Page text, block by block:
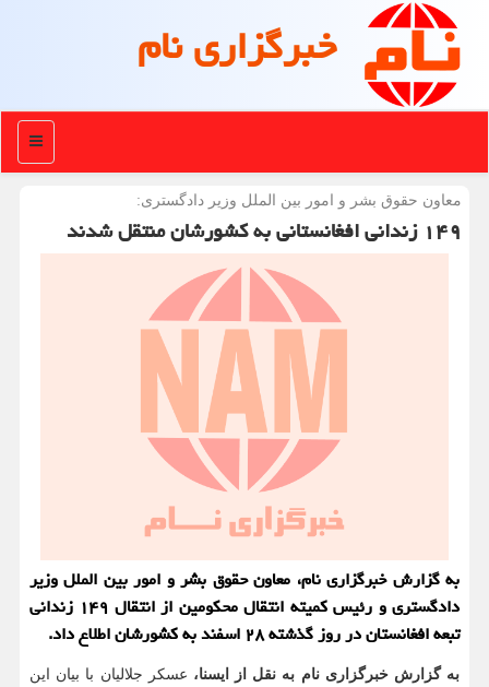
خبرگزاری نام
منو
معاون حقوق بشر و امور بین الملل وزیر دادگستری:
۱۴۹ زندانی افغانستانی به کشورشان منتقل شدند
به گزارش خبرگزاری نام، معاون حقوق بشر و امور بین الملل وزیر
دادگستری و رئیس کمیته انتقال محکومین از انتقال ۱۴۹ زندانی
تبعه افغانستان در روز گذشته ۲۸ اسفند به کشورشان اطلاع داد.
به گزارش خبرگزاری نام به نقل از ایسنا، عسکر جلالیان با بیان این